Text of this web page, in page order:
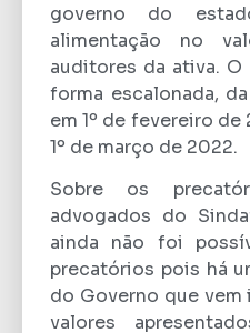
governo do
alimentação no
auditores da ativa.
forma escalonada,
em 1º de fevereiro
1º de março de 2022.
Sobre os
advogados do
ainda não foi
precatórios pois há
do Governo que
valores